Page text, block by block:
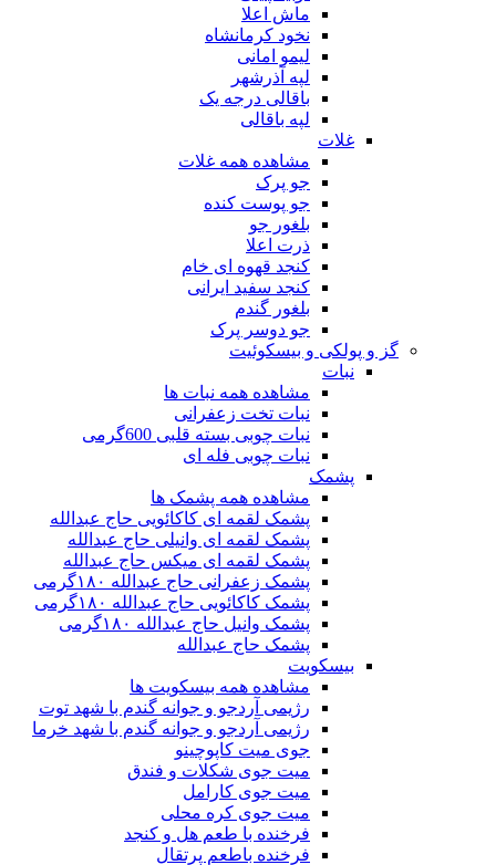
ماش اعلا
نخود کرمانشاه
لیمو امانی
لپه آذرشهر
باقالی درجه یک
لپه باقالی
غلات
مشاهده همه غلات
جو پرک
جو پوست کنده
بلغور جو
ذرت اعلا
کنجد قهوه ای خام
کنجد سفید ایرانی
بلغور گندم
جو دوسر پرک
گز و پولکی و بیسکوئیت
نبات
مشاهده همه نبات ها
نبات تخت زعفرانی
نبات چوبی بسته قلبی 600گرمی
نبات چوبی فله ای
پشمک
مشاهده همه پشمک ها
پشمک لقمه ای کاکائویی حاج عبدالله
پشمک لقمه ای وانیلی حاج عبدالله
پشمک لقمه ای میکس حاج عبدالله
پشمک زعفرانی حاج عبدالله ۱۸۰گرمی
پشمک کاکائویی حاج عبدالله ۱۸۰گرمی
پشمک وانیل حاج عبدالله ۱۸۰گرمی
پشمک حاج عبدالله
بیسکویت
مشاهده همه بیسکویت ها
رژیمی آردجو و جوانه گندم با شهد توت
رژیمی آردجو و جوانه گندم با شهد خرما
جوی میت کاپوچینو
میت جوی شکلات و فندق
میت جوی کارامل
میت جوی کره محلی
فرخنده با طعم هل و کنجد
فرخنده باطعم پرتقال